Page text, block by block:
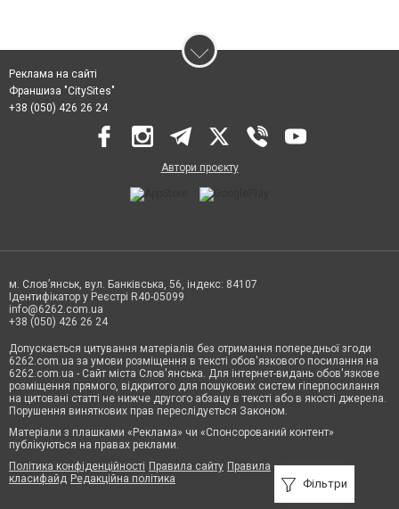
Фільтри
Реклама на сайті
Франшиза "CitySites"
+38 (050) 426 26 24
Автори проєкту
м. Слов’янськ, вул. Банківська, 56, індекс: 84107
Ідентифікатор у Реєстрі R40-05099
info@6262.com.ua
+38 (050) 426 26 24
Допускається цитування матеріалів без отримання попередньої згоди
6262.com.ua за умови розміщення в тексті обов'язкового посилання на
6262.com.ua - Сайт міста Слов'янська. Для інтернет-видань обов'язкове
розміщення прямого, відкритого для пошукових систем гіперпосилання
на цитовані статті не нижче другого абзацу в тексті або в якості джерела.
Порушення виняткових прав переслідується Законом.
Матеріали з плашками «Реклама» чи «Спонсорований контент»
публікуються на правах реклами.
Політика конфіденційності Правила сайту Правила
класифайд Редакційна політика